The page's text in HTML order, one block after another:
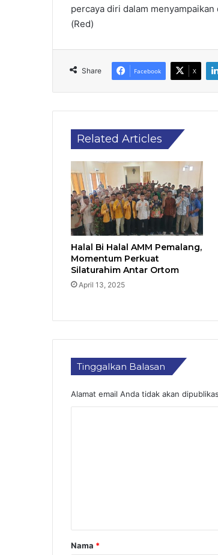
percaya diri dalam
(Red)
Share Facebook X
Related Articles
Halal Bi Halal AMM Pemalang,
Momentum Perkuat
Silaturahim Antar Ortom
April 13, 2025
Tinggalkan Balasan
Alamat email Anda tidak akan
rNama *